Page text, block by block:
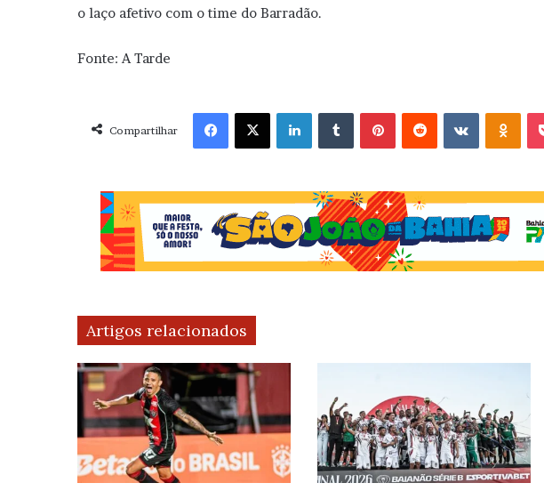
o laço afetivo com o time do Barradão.
Fonte: A Tarde
Compartilhar
Facebook X Linkedin VK OK
Artigos relacionados